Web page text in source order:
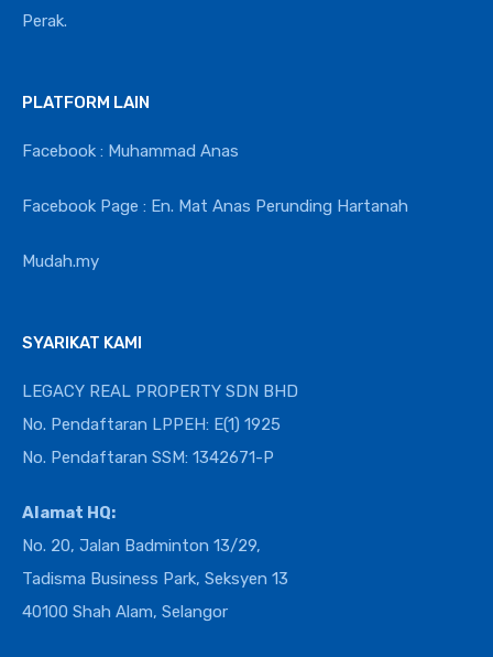
Perak.
PLATFORM LAIN
Facebook : Muhammad Anas
Facebook Page : En. Mat Anas Perunding Hartanah
Mudah.my
SYARIKAT KAMI
LEGACY REAL PROPERTY SDN BHD
No. Pendaftaran LPPEH: E(1) 1925
No. Pendaftaran SSM: 1342671-P
Alamat HQ:
No. 20, Jalan Badminton 13/29,
Tadisma Business Park, Seksyen 13
40100 Shah Alam, Selangor